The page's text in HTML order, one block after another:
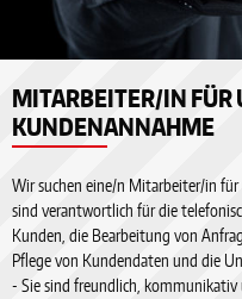
MITARBEITER/IN FÜR
KUNDENANNAHME
Wir suchen eine/n Mitarbeiter/in
sind verantwortlich für die
Kunden, die Bearbeitung von
Pflege von Kundendaten und die
- Sie sind freundlich,